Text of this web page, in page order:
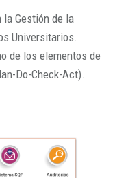
la Gestión de la
Universitarios.
de los elementos de
Do-Check-Act).